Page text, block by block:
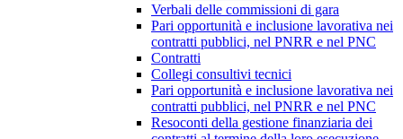
Verbali delle commissioni di gara
Pari opportunità e inclusione lavorativa nei
contratti pubblici, nel PNRR e nel PNC
Contratti
Collegi consultivi tecnici
Pari opportunità e inclusione lavorativa nei
contratti pubblici, nel PNRR e nel PNC
Resoconti della gestione finanziaria dei